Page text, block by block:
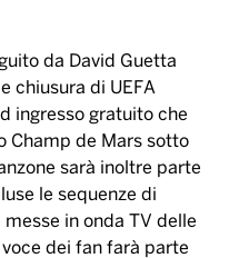
da David Guetta
chiusura di UEFA
ingresso gratuito che
Champ de Mars sotto
sarà inoltre parte
le sequenze di
in onda TV delle
dei fan farà parte